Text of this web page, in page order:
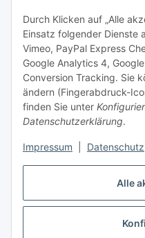
Alle
Durch Klicken auf „Alle
Einsatz folgender Dienste
Vimeo, PayPal Express
Google Analytics 4,
Conversion Tracking. Sie
ändern (Fingerabdruck-
finden Sie unter
Datenschutzerklärung.
Impressum Datenschutz
Dein Partner für